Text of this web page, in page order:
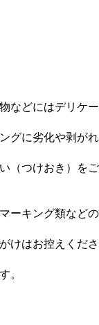
などにはデリケー
グに劣化や剥がれ
（つけおき）をご
ーキング類などの
けはお控えくださ
。